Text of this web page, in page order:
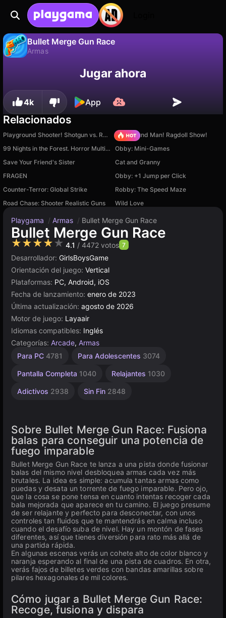
Bullet Merge Gun Race
Armas
¡Guarda el progreso!Jugar ahora
4k App
Relacionados
Playground Shooter! Shotgun vs. Ragdolls!
Playground Man! Ragdoll Show!
99 Nights in the Forest. Horror Multiplayer
Obby: Mini-Games
Save Your Friend's Sister
Cat and Granny
FRAGEN
Obby: +1 Jump per Click
Counter-Terror: Global Strike
Robby: The Speed Maze
Road Chase: Shooter Realistic Guns
Wild Love
Playgama / Armas / Bullet Merge Gun Race
Bullet Merge Gun Race
★★★★★ 4.1 / 4472 votos 7
Desarrollador: GirlsBoysGame
Orientación del juego: Vertical
Plataformas: PC, Android, iOS
Fecha de lanzamiento: enero de 2023
Última actualización: agosto de 2026
Motor de juego: Layaair
Idiomas compatibles: Inglés
Categorías: Arcade, Armas
Para PC 4781 Para Adolescentes 3074
Pantalla Completa 1040 Relajantes 1030
Adictivos 2938 Sin Fin 2848
Desafiantes
Coleccionismo
Agilidad
Escritorio
De 1
4144
Incrementales
Rusos
Sencillos
Browser
Sobre Bullet Merge Gun Race: Fusiona
balas para conseguir una potencia de
fuego imparable
Bullet Merge Gun Race te lanza a una pista donde fusionar
balas del mismo nivel desbloquea armas cada vez más
brutales. La idea es simple: acumula tantas armas como
puedas y desata un torrente de fuego imparable. Pero ojo,
que la cosa se pone tensa en cuanto intentas recoger cada
bala mejorada que aparece en tu camino. El juego presume
de ser relajante y perfecto para desconectar, con unos
controles tan fluidos que te mantendrás en calma incluso
cuando el desafío suba de nivel. Hay un montón de fases
diferentes, así que tienes diversión para rato más allá de
una partida rápida.
En algunas escenas verás un cohete alto de color blanco y
naranja esperando al final de una pista de cuadros. En otra,
verás fajos de billetes verdes con bandas amarillas sobre
pilares hexagonales de mil colores.
Cómo jugar a Bullet Merge Gun Race:
Recoge, fusiona y dispara